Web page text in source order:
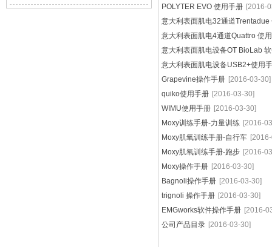
POLYTER EVO 使用手册 [2016-
意大利表面肌电32通道Trentadue
意大利表面肌电4通道Quattro 使
意大利表面肌电设备OT BioLab
意大利表面肌电设备USB2+使用
Grapevine操作手册 [2016-03-30]
quiko使用手册 [2016-03-30]
WIMU使用手册 [2016-03-30]
Moxy训练手册-力量训练 [2016-
Moxy肌氧训练手册-自行车
Moxy肌氧训练手册-跑步 [2016-
Moxy操作手册 [2016-03-30]
Bagnoli操作手册 [2016-03-30]
trignoli 操作手册 [2016-03-30]
EMGworks软件操作手册 [2016-
公司产品目录 [2016-03-30]